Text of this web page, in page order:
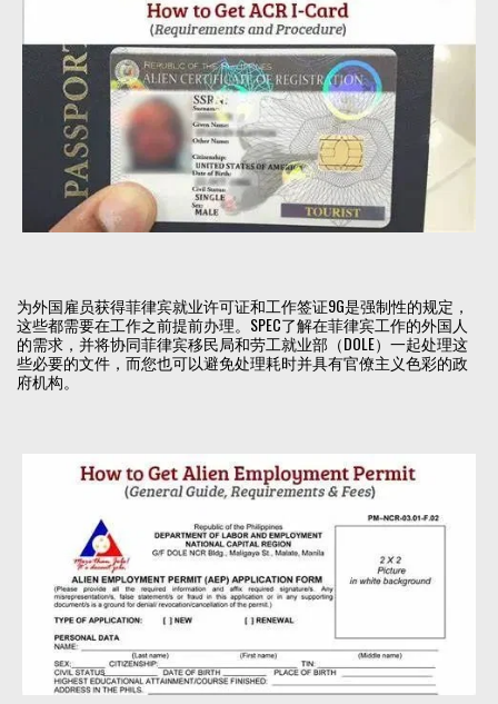
为外国雇员获得菲律宾就业许可证和工作签证9G是强制性的规定，
这些都需要在工作之前提前办理。SPEC了解在菲律宾工作的外国人
的需求，并将协同菲律宾移民局和劳工就业部（DOLE）一起处理这
些必要的文件，而您也可以避免处理耗时并具有官僚主义色彩的政
府机构。